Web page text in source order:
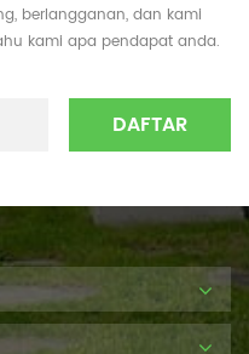
berlangganan, dan kami
kami apa pendapat anda.